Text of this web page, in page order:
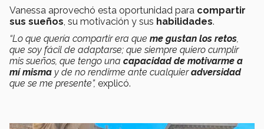
Vanessa aprovechó esta oportunidad para compartir
sus sueños, su motivación y sus habilidades.
“Lo que quería compartir era que me gustan los retos,
que soy fácil de adaptarse; que siempre quiero cumplir
mis sueños, que tengo una capacidad de motivarme a
mí misma y de no rendirme ante cualquieradversidad
que se me presente”, explicó.